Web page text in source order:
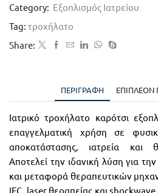
Category: Εξοπλισμός Ιατρείου
Tag: τροχήλατο
Share:
ΠΕΡΙΓΡΑΦΉ ΕΠΙΠΛΈΟΝ
Ιατρικό τροχήλατο καρότσι
επαγγελματική χρήση σε
αποκατάστασης, ιατρεία και
Αποτελεί την ιδανική λύση για
και μεταφορά θεραπευτικών
IFC, laser θεραπείας και